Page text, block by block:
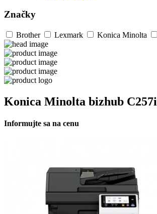
Značky
Brother Lexmark Konica Minolta
Konica Minolta bizhub C257i
Informujte sa na cenu